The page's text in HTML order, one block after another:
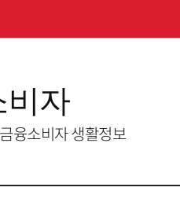
비자
융소비자 생활정보